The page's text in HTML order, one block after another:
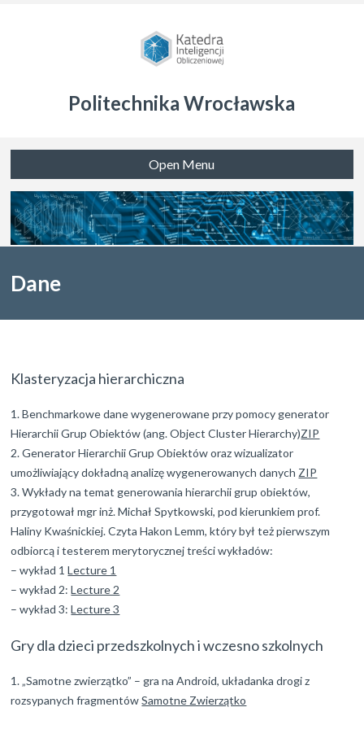
Politechnika Wrocławska
Open Menu
Dane
Klasteryzacja hierarchiczna
Benchmarkowe dane wygenerowane przy pomocy generator
Hierarchii Grup Obiektów (ang. Object Cluster Hierarchy)ZIP
Generator Hierarchii Grup Obiektów oraz wizualizator
umożliwiający dokładną analizę wygenerowanych danych ZIP
Wykłady na temat generowania hierarchii grup obiektów,
przygotował mgr inż. Michał Spytkowski, pod kierunkiem prof.
Haliny Kwaśnickiej. Czyta Hakon Lemm, który był też pierwszym
odbiorcą i testerem merytorycznej treści wykładów:
– wykład 1Lecture 1
– wykład 2:Lecture 2
– wykład 3:Lecture 3
Gry dla dzieci przedszkolnych i wczesno szkolnych
„Samotne zwierzątko” – gra na Android, układanka drogi z
rozsypanych fragmentówSamotne Zwierzątko